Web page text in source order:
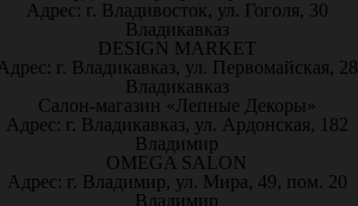
Адрес: г. Владивосток, ул. Гоголя, 30
Владикавказ
DESIGN MARKET
г. Владикавказ, ул. Первомайская, 28
Владикавказ
Салон-магазин «Лепные Декоры»
Адрес: г. Владикавказ, ул. Ардонская, 182
Владимир
OMEGA SALON
Адрес: г. Владимир, ул. Мира, 49, пом. 20
Владимир